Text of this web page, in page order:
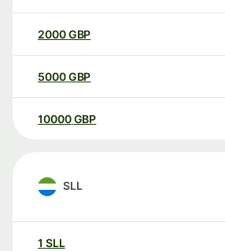
2000GBP
5000GBP
10000 GBP
SLL
1 SLL